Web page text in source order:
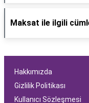
Maksat ile ilgili
Hakkımızda
Gizlilik Politikası
Kullanıcı Sözleşmesi